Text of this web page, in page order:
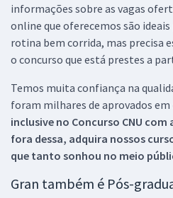
informações sobre as vagas
online que oferecemos são
rotina bem corrida, mas precisa
o concurso que está prestes a
Temos muita confiança na
foram milhares de aprovados em
inclusive no Concurso CNU com
fora dessa, adquira nossos
que tanto sonhou no meio
Gran também é Pós-